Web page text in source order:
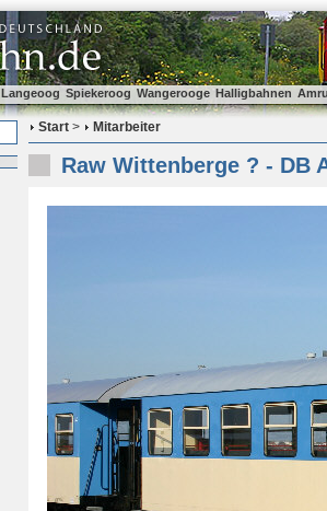
Langeoog Spiekeroog Wangerooge Halligbahnen
Start > Mitarbeiter
Raw Wittenberge ? - DB